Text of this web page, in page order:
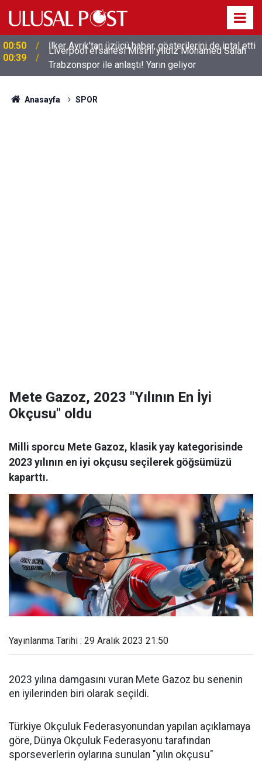
00:39
Liverpool efsanesi Mısırlı yıldız Mohamed Salah
Trabzonspor ile anlaştı! Yarın geliyor
Anasayfa SPOR
Mete Gazoz, 2023 "Yılının En İyi
Okçusu" oldu
Milli sporcu Mete Gazoz, klasik yay kategorisinde
2023 yılının en iyi okçusu seçilerek göğsümüzü
kaparttı.
Yayınlanma Tarihi : 29 Aralık 2023 21:50
2023 yılına damgasını vuran Mete Gazoz bu senenin
en iyilerinden biri olarak seçildi.
Türkiye Okçuluk Federasyonundan yapılan açıklamaya
göre, Dünya Okçuluk Federasyonu tarafından
sporseverlerin oylarına sunulan "yılın okçusu"